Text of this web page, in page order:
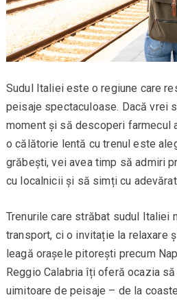
Sudul Italiei este o regiune care
peisaje spectaculoase. Dacă vrei
moment și să descoperi farmecul
o călătorie lentă cu trenul este
grăbești, vei avea timp să admiri
cu localnicii și să simți cu
Trenurile care străbat sudul Italiei
transport, ci o invitație la relaxare
leagă orașele pitorești precum
Reggio Calabria îți oferă ocazia
uimitoare de peisaje – de la